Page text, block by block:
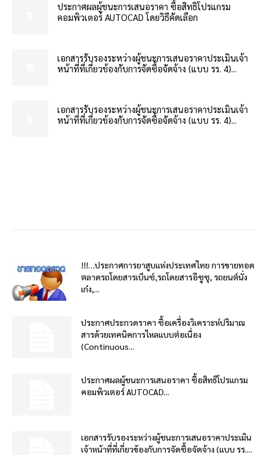
ประกาศผลผู้ชนะการเสนอราคา ซื้อสิทธิโปรแกรม
คอมพิวเตอร์ AUTOCAD โดยวิธีคัดเลือก
เอกสารรับรองระหว่างผู้ชนะการเสนอราคาประเมินเจ้า
หน้าที่ที่เกี่ยวข้องกับการจัดซื้อจัดจ้าง (แบบ รร. 4)...
เอกสารรับรองระหว่างผู้ชนะการเสนอราคาประเมินเจ้า
หน้าที่ที่เกี่ยวข้องกับการจัดซื้อจัดจ้าง (แบบ รร. 4)...
!!!…ประกาศการยาสูบแห่งประเทศไทย การขายทอด
ตลาดรถโดยสารเบ็นซ์,รถโดยสารอีซูซุ, รถยนต์นั่ง
เก๋ง,...
ประกาศประกวดราคา ซื้อเครื่องวิเคราะห์ปริมาณ
สารด้วยเทคนิคการไหลแบบต่อเนื่อง
(Continuous...
ประกาศผลผู้ชนะการเสนอราคา ซื้อสิทธิโปรแกรม
คอมพิวเตอร์ AUTOCAD...
เอกสารรับรองระหว่างผู้ชนะการเสนอราคาประเมิน
เจ้าหน้าที่ที่เกี่ยวข้องกับการจัดซื้อจัดจ้าง (แบบ รร....